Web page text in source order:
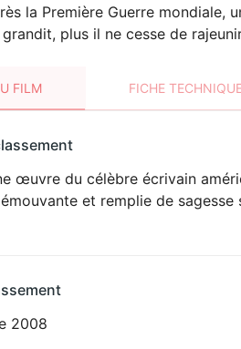
la Première Guerre
plus il ne cesse de
FILM FICHE
œuvre du célèbre écrivain
et remplie de
2008